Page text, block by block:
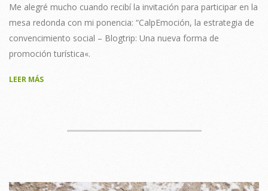
Me alegré mucho cuando recibí la invitación para participar en la
mesa redonda con mi ponencia: “CalpEmoción, la estrategia de
convencimiento social – Blogtrip: Una nueva forma de
promoción turística«.
LEER MÁS